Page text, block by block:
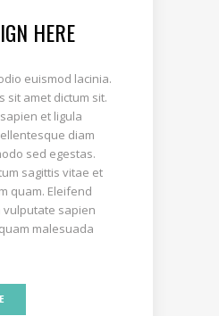
HERE
euismod lacinia.
sit amet dictum sit.
et ligula
diam
sed egestas.
sagittis vitae et
quam. Eleifend
vulputate sapien
malesuada